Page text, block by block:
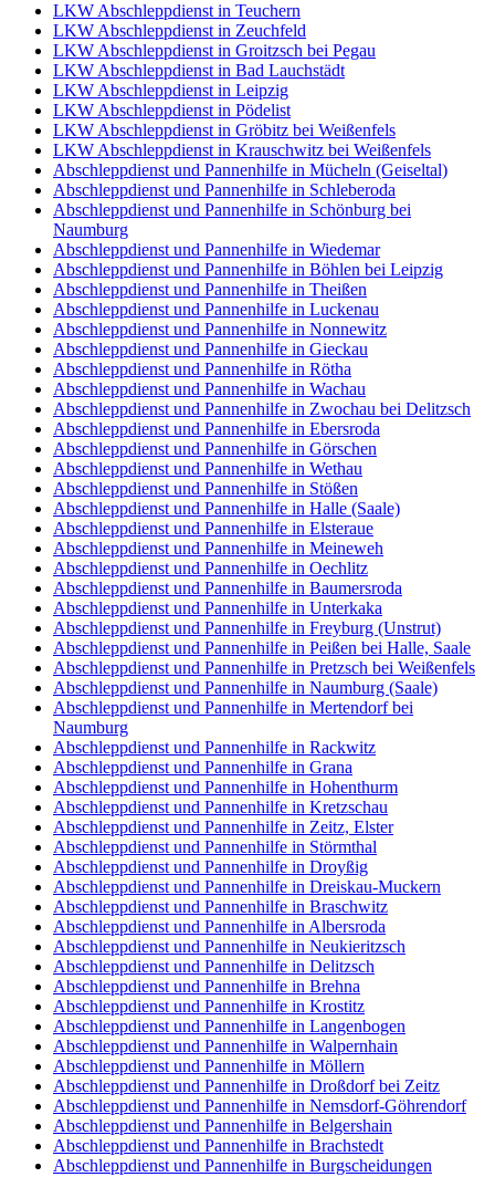
LKW Abschleppdienst in Teuchern
LKW Abschleppdienst in Zeuchfeld
LKW Abschleppdienst in Groitzsch bei Pegau
LKW Abschleppdienst in Bad Lauchstädt
LKW Abschleppdienst in Leipzig
LKW Abschleppdienst in Pödelist
LKW Abschleppdienst in Gröbitz bei Weißenfels
LKW Abschleppdienst in Krauschwitz bei Weißenfels
Abschleppdienst und Pannenhilfe in Mücheln (Geiseltal)
Abschleppdienst und Pannenhilfe in Schleberoda
Abschleppdienst und Pannenhilfe in Schönburg bei
Naumburg
Abschleppdienst und Pannenhilfe in Wiedemar
Abschleppdienst und Pannenhilfe in Böhlen bei Leipzig
Abschleppdienst und Pannenhilfe in Theißen
Abschleppdienst und Pannenhilfe in Luckenau
Abschleppdienst und Pannenhilfe in Nonnewitz
Abschleppdienst und Pannenhilfe in Gieckau
Abschleppdienst und Pannenhilfe in Rötha
Abschleppdienst und Pannenhilfe in Wachau
Abschleppdienst und Pannenhilfe in Zwochau bei Delitzsch
Abschleppdienst und Pannenhilfe in Ebersroda
Abschleppdienst und Pannenhilfe in Görschen
Abschleppdienst und Pannenhilfe in Wethau
Abschleppdienst und Pannenhilfe in Stößen
Abschleppdienst und Pannenhilfe in Halle (Saale)
Abschleppdienst und Pannenhilfe in Elsteraue
Abschleppdienst und Pannenhilfe in Meineweh
Abschleppdienst und Pannenhilfe in Oechlitz
Abschleppdienst und Pannenhilfe in Baumersroda
Abschleppdienst und Pannenhilfe in Unterkaka
Abschleppdienst und Pannenhilfe in Freyburg (Unstrut)
Abschleppdienst und Pannenhilfe in Peißen bei Halle, Saale
Abschleppdienst und Pannenhilfe in Pretzsch bei Weißenfels
Abschleppdienst und Pannenhilfe in Naumburg (Saale)
Abschleppdienst und Pannenhilfe in Mertendorf bei
Naumburg
Abschleppdienst und Pannenhilfe in Rackwitz
Abschleppdienst und Pannenhilfe in Grana
Abschleppdienst und Pannenhilfe in Hohenthurm
Abschleppdienst und Pannenhilfe in Kretzschau
Abschleppdienst und Pannenhilfe in Zeitz, Elster
Abschleppdienst und Pannenhilfe in Störmthal
Abschleppdienst und Pannenhilfe in Droyßig
Abschleppdienst und Pannenhilfe in Dreiskau-Muckern
Abschleppdienst und Pannenhilfe in Braschwitz
Abschleppdienst und Pannenhilfe in Albersroda
Abschleppdienst und Pannenhilfe in Neukieritzsch
Abschleppdienst und Pannenhilfe in Delitzsch
Abschleppdienst und Pannenhilfe in Brehna
Abschleppdienst und Pannenhilfe in Krostitz
Abschleppdienst und Pannenhilfe in Langenbogen
Abschleppdienst und Pannenhilfe in Walpernhain
Abschleppdienst und Pannenhilfe in Möllern
Abschleppdienst und Pannenhilfe in Droßdorf bei Zeitz
Abschleppdienst und Pannenhilfe in Nemsdorf-Göhrendorf
Abschleppdienst und Pannenhilfe in Belgershain
Abschleppdienst und Pannenhilfe in Brachstedt
Abschleppdienst und Pannenhilfe in Burgscheidungen